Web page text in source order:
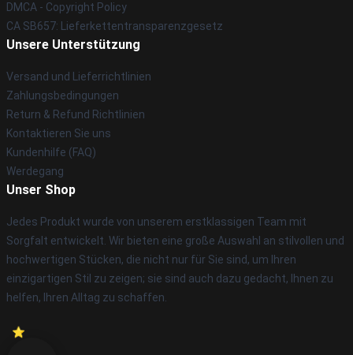
DMCA - Copyright Policy
CA SB657: Lieferkettentransparenzgesetz
Unsere Unterstützung
Versand und Lieferrichtlinien
Zahlungsbedingungen
Return & Refund Richtlinien
Kontaktieren Sie uns
Kundenhilfe (FAQ)
Werdegang
Unser Shop
Jedes Produkt wurde von unserem erstklassigen Team mit
Sorgfalt entwickelt. Wir bieten eine große Auswahl an stilvollen und
hochwertigen Stücken, die nicht nur für Sie sind, um Ihren
einzigartigen Stil zu zeigen; sie sind auch dazu gedacht, Ihnen zu
helfen, Ihren Alltag zu schaffen.